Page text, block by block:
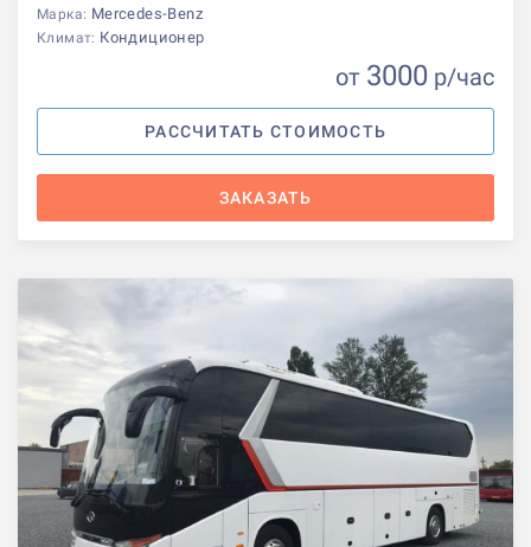
Марка: Mercedes-Benz
Климат: Кондиционер
от 3000 р/час
РАССЧИТАТЬ СТОИМОСТЬ
ЗАКАЗАТЬ